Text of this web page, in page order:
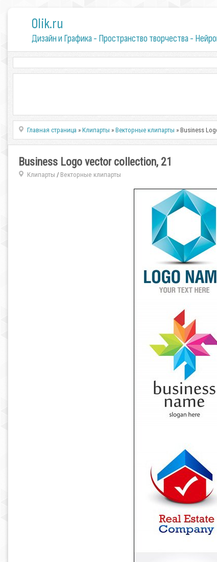
0lik.ru
Дизайн и Графика - Пространство творчества -
Главная страница »Клипарты »Векторные клипарты » Business
Business Logo vector collection, 21
Клипарты / Векторные клипарты